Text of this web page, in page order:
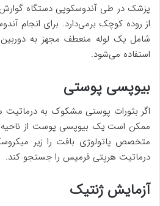
پزشک در طی آندوسکوپی دستگاه
از روده کوچک برمی‌دارد. برای انجام
شامل یک لوله منعطف مجهز به
استفاده می‌شود.
بیوپسی پوستی
اگر بثورات پوستی مشکوک به
ممکن است یک بیوپسی پوست از ناحیه
متخصص پاتولوژی بافت را زیر
درماتیت هرپتی فرمیس را جستجو کند.
آزمایش ژنتیک